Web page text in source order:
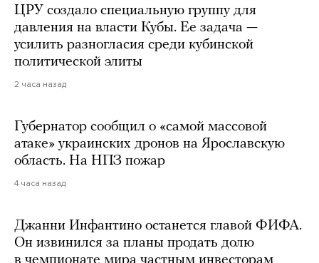
ЦРУ создало специальную группу для
давления на власти Кубы. Ее задача —
усилить разногласия среди кубинской
политической элиты
2 часа назад
Губернатор сообщил о «самой массовой
атаке» украинских дронов на Ярославскую
область. На НПЗ пожар
4 часа назад
Джанни Инфантино останется главой ФИФА.
Он извинился за планы продать долю
в чемпионате мира частным инвесторам